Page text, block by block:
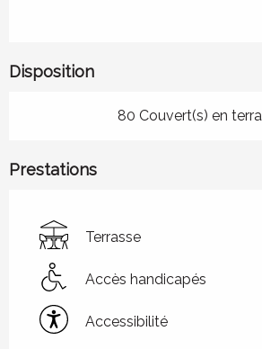
Disposition
80 Couvert(s) en
Prestations
Terrasse
Accès handicapés
Accessibilité